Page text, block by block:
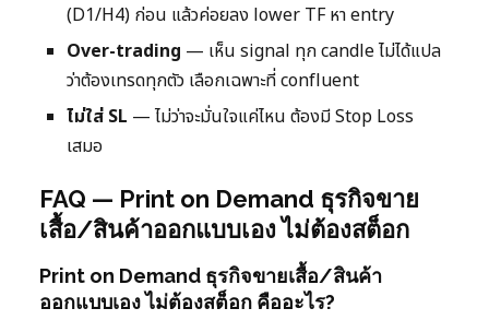
(D1/H4) ก่อน แล้วค่อยลง lower TF หา entry
Over-trading — เห็น signal ทุก candle ไม่ได้แปล
ว่าต้องเทรดทุกตัว เลือกเฉพาะที่ confluent
ไม่ใส่ SL — ไม่ว่าจะมั่นใจแค่ไหน ต้องมี Stop Loss
เสมอ
FAQ — Print on Demand ธุรกิจขาย
เสื้อ/สินค้าออกแบบเอง ไม่ต้องสต็อก
Print on Demand ธุรกิจขายเสื้อ/สินค้า
ออกแบบเอง ไม่ต้องสต็อก คืออะไร?